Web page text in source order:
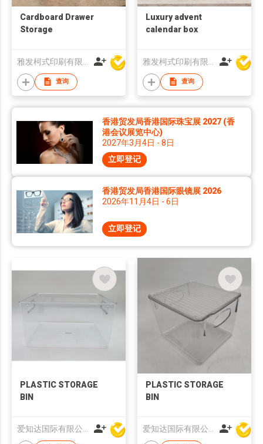
Cardboard Drawer
Storage
查询
Luxury advent
calendar box
查询
香港贸发局香港国际珠宝展 2027 (香
港会议展览中心)
2027年3月4日 - 8日
立即登记
香港贸发局香港国际眼镜展 2026
2026年11月4日 - 6日
立即登记
PLASTIC STORAGE
BIN
PLASTIC STORAGE
BIN